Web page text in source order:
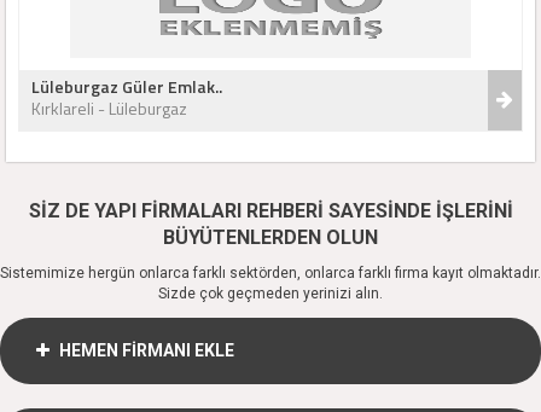
Lüleburgaz Güler Emlak..
Kırklareli - Lüleburgaz
SİZ DE YAPI FİRMALARI REHBERİ SAYESİNDE İŞLERİNİ
BÜYÜTENLERDEN OLUN
Sistemimize hergün onlarca farklı sektörden, onlarca farklı firma kayıt olmaktadır.
Sizde çok geçmeden yerinizi alın.
HEMEN FİRMANI EKLE